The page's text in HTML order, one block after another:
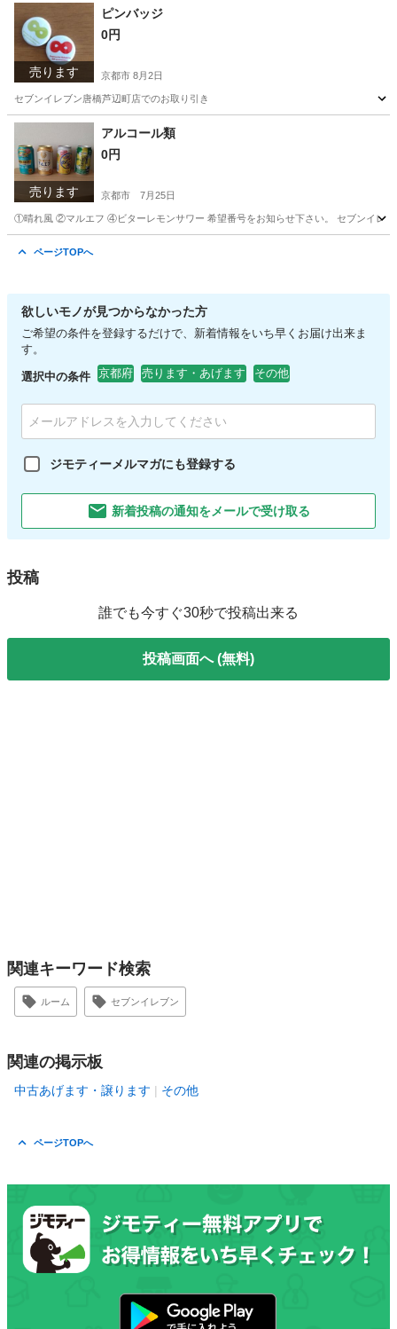
京都 京都市 その他
売ります
ピンバッジ
0円
京都市 8月2日
セブンイレブン唐橋芦辺町店でのお取り引き
京都 京都市 ピンバッジ
売ります
アルコール類
0円
京都市 7月25日
①晴れ風 ②マルエフ ④ビターレモンサワー 希望番号をお知らせ下さい。 セブンイレ
ページTOPへ
欲しいモノが見つからなかった方
ご希望の条件を登録するだけで、新着情報をいち早くお届け出来ま
す。
選択中の条件 京都府 売ります・あげます その他
ジモティーメルマガにも登録する
新着投稿の通知をメールで受け取る
投稿
誰でも今すぐ30秒で投稿出来る
投稿画面へ (無料)
関連キーワード検索
ルーム セブンイレブン
関連の掲示板
中古あげます・譲ります その他
ページTOPへ